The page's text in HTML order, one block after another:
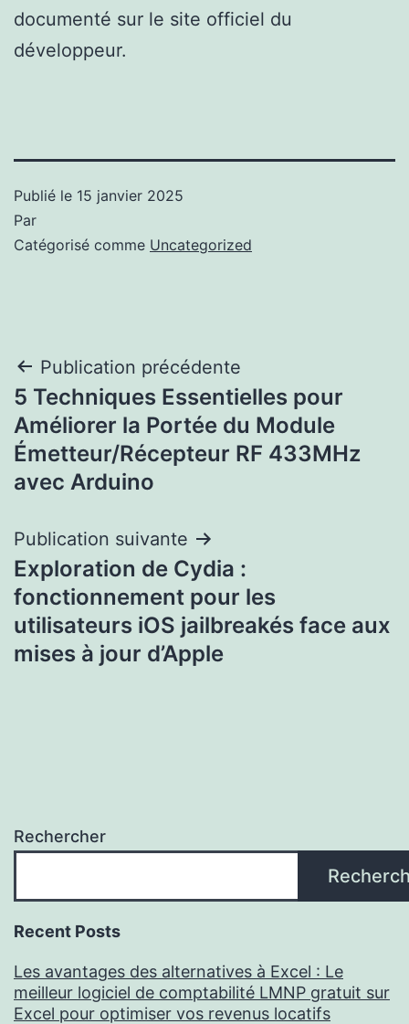
documenté sur le site officiel du
développeur.
Publié le 15 janvier 2025
Par
Catégorisé comme Uncategorized
Navigation
de
l’article
Publication précédente
5 Techniques Essentielles pour
Améliorer la Portée du Module
Émetteur/Récepteur RF 433MHz
avec Arduino
Publication suivante
Exploration de Cydia :
fonctionnement pour les
utilisateurs iOS jailbreakés face aux
mises à jour d’Apple
Rechercher
Recent Posts
Les avantages des alternatives à Excel : Le
meilleur logiciel de comptabilité LMNP gratuit sur
Excel pour optimiser vos revenus locatifs